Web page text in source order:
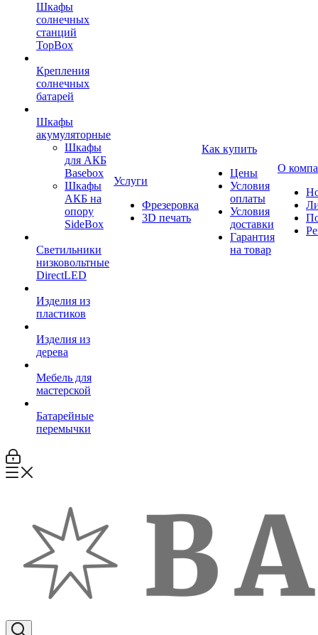
Шкафы
солнечных
станций
TopBox
Крепления
солнечных
батарей
Шкафы
акумуляторные
Шкафы
для АКБ
Basebox
Шкафы
АКБ на
опору
SideBox
Светильники
низковольтные
DirectLED
Изделия из
пластиков
Изделия из
дерева
Мебель для
мастерской
Батарейные
перемычки
Услуги
Фрезеровка
3D печать
Как купить
Цены
Условия
оплаты
Условия
доставки
Гарантия
на товар
О